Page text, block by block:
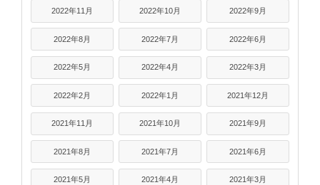
2022年11月 2022年10月 2022年9月
2022年8月 2022年7月 2022年6月
2022年5月 2022年4月 2022年3月
2022年2月 2022年1月 2021年12月
2021年11月 2021年10月 2021年9月
2021年8月 2021年7月 2021年6月
2021年5月 2021年4月 2021年3月